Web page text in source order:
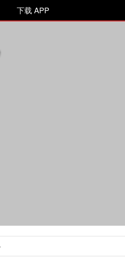
下载 APP